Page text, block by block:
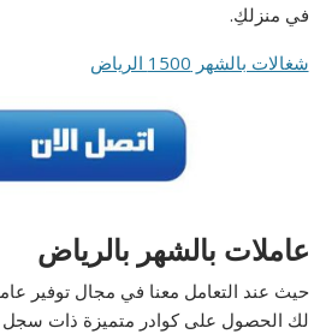
في منزلكِ.
شغالات بالشهر 1500 الرياض
عاملات بالشهر بالرياض
حيث عند التعامل معنا في مجال توفير
لك الحصول على كوادر متميزة ذات سجل